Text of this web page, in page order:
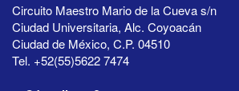
Circuito Maestro Mario de la Cueva s/n
Ciudad Universitaria, Alc. Coyoacán
Ciudad de México, C.P. 04510
Tel. +52(55)5622 7474